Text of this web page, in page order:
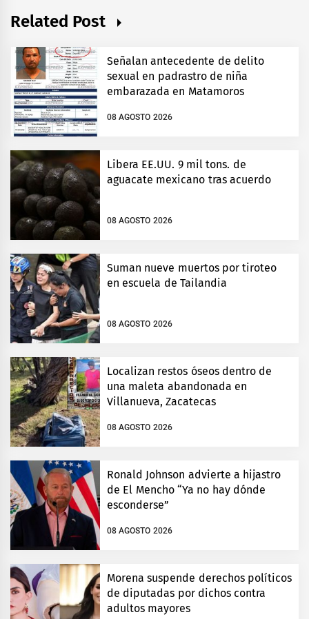
Related Post
Señalan antecedente de delito
sexual en padrastro de niña
embarazada en Matamoros
08 AGOSTO 2026
Libera EE.UU. 9 mil tons. de
aguacate mexicano tras acuerdo
08 AGOSTO 2026
Suman nueve muertos por tiroteo
en escuela de Tailandia
08 AGOSTO 2026
Localizan restos óseos dentro de
una maleta abandonada en
Villanueva, Zacatecas
08 AGOSTO 2026
Ronald Johnson advierte a hijastro
de El Mencho “Ya no hay dónde
esconderse”
08 AGOSTO 2026
Morena suspende derechos políticos
de diputadas por dichos contra
adultos mayores